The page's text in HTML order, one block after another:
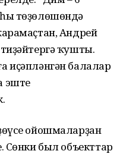
төҙөлөшөндә
Андрей
ҡушты.
иҫәпләнгән балалар
эште
ойошмаларҙан
Сөнки был объекттар